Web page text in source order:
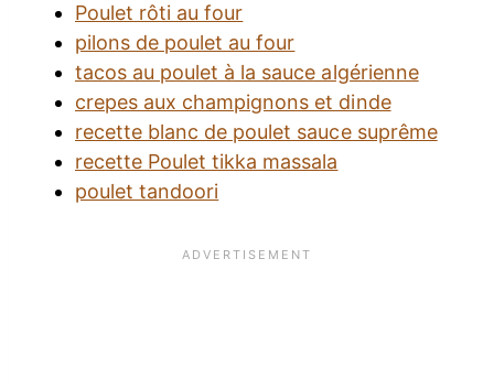
Poulet rôti au four
pilons de poulet au four
tacos au poulet à la sauce algérienne
crepes aux champignons et dinde
recette blanc de poulet sauce suprême
recette Poulet tikka massala
poulet tandoori